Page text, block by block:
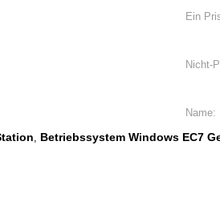
Ein
Nicht-
Name:
, Betriebssystem Windows EC7